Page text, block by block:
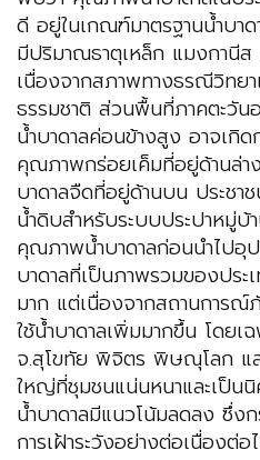
ดี อยู่ในเกณฑ์มาตรฐานน้ำบา
มีปริมาณธาตุเหล็ก แมงกานี
เนื่องจากสภาพทางธรณีวิทย
ธรรมชาติ ส่วนพื้นที่ภาคตะวัน
น้ำบาดาลค่อนข้างสูง อาจเกิ
คุณภาพกร่อยเค็มที่อยู่ด้านล่า
บาดาลจืดที่อยู่ด้านบน ประชา
น้ำดิบสำหรับระบบประปาหมู่
คุณภาพน้ำบาดาลก่อนนำไป
บาดาลที่เป็นภาพรวมของประ
มาก แต่เนื่องจากสถานการณ์
ใช้น้ำบาดาลเพิ่มมากขึ้น โดย
จ.สุโขทัย พิจิตร พิษณุโลก แ
ใหญ่ที่ชุมชนแน่นหนาและเป็น
น้ำบาดาลมีแนวโน้มลดลง ซึ่ง
การเฝ้าระวังอย่างต่อเนื่องต่อ